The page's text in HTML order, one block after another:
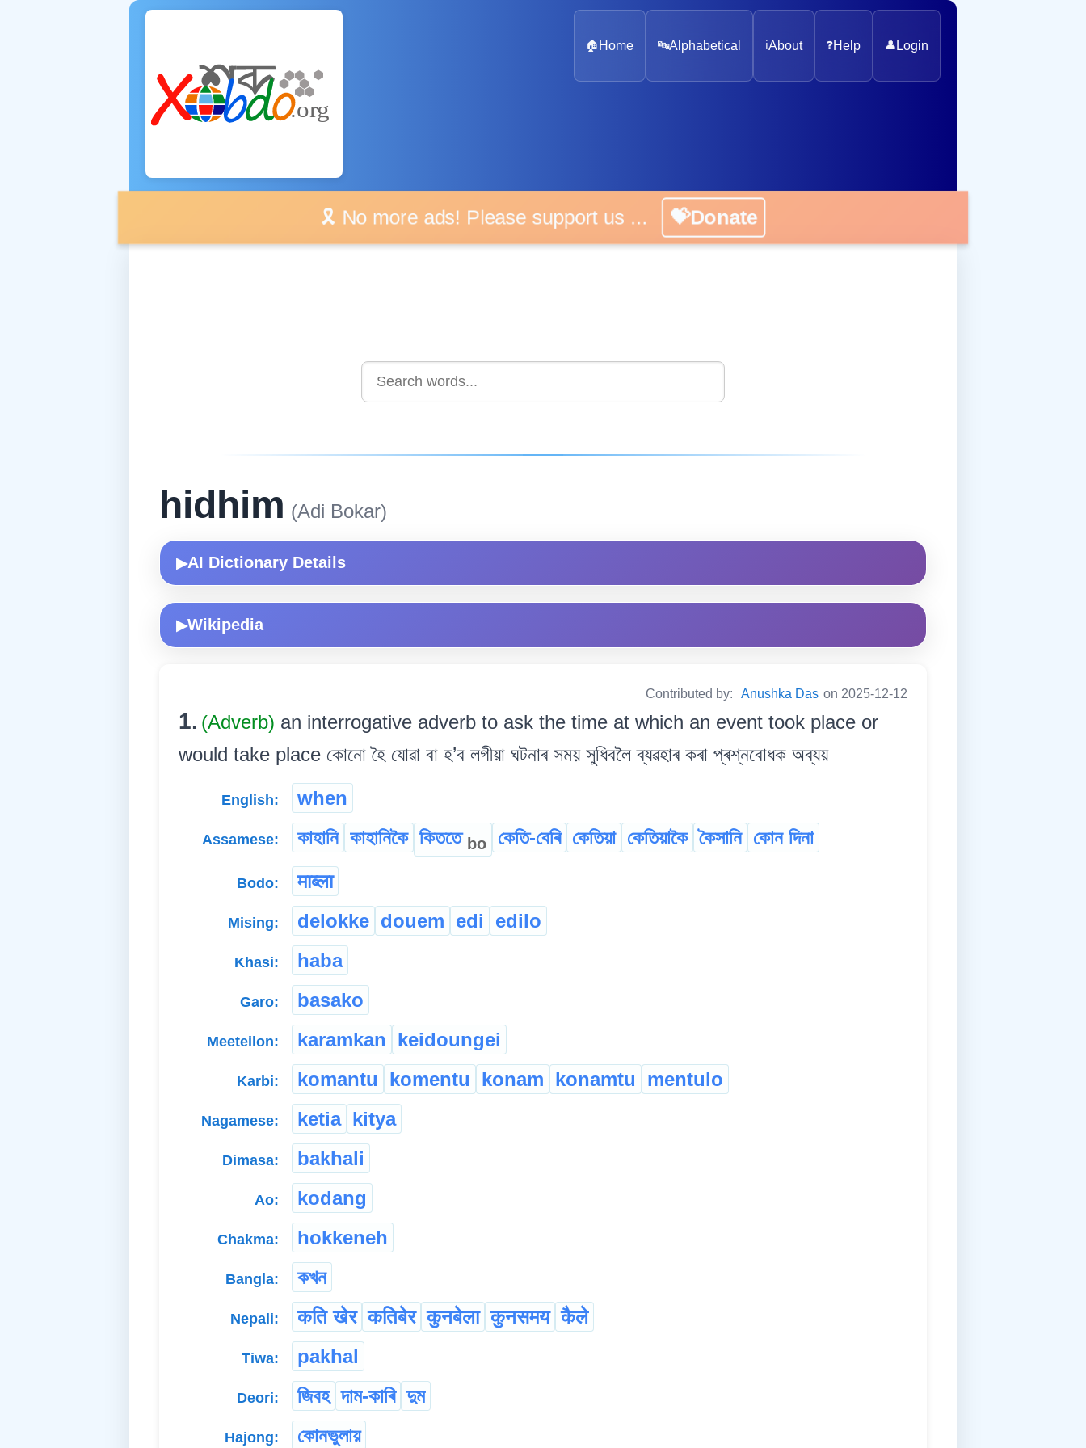
🏠 Home 🔤Alphabetical ℹ️About ❓Help 👤 Login
🎗️ No more ads! Please support us ... 💝Donate
hidhim (Adi Bokar)
▶AI Dictionary Details
▶Wikipedia
Contributed by: Anushka Das on 2025-12-12
1. (Adverb) an interrogative adverb to ask the time at which an event took place or
would take place কোনো হৈ যোৱা বা হ’ব লগীয়া ঘটনাৰ সময় সুধিবলৈ ব্যৱহাৰ কৰা প্ৰশ্নবোধক অব্যয়
English: when
Assamese: কাহানি কাহানিকৈ কিততে bo কেতি-বেৰি কেতিয়া কেতিয়াকৈ কৈসানি কোন দিনা
Bodo: माब्ला
Mising: delokke douem edi edilo
Khasi: haba
Garo: basako
Meeteilon: karamkan keidoungei
Karbi: komantu komentu konam konamtu mentulo
Nagamese: ketia kitya
Dimasa: bakhali
Ao: kodang
Chakma: hokkeneh
Bangla: কখন
Nepali: कति खेर कतिबेर कुनबेला कुनसमय कैले
Tiwa: pakhal
Deori: জিবহ দাম-কাৰি দুম
Hajong: কোনভুলায়